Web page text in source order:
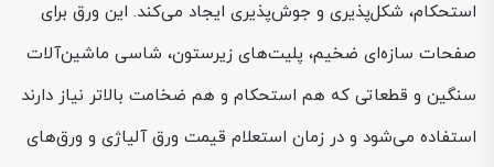
استحکام، شکل‌پذیری و جوش‌پذیری ایجاد می‌کند. این ورق برای
صفحات سازه‌ای ضخیم، پلیت‌های زیرستون، شاسی ماشین‌آلات
سنگین و قطعاتی که هم استحکام و هم ضخامت بالاتر نیاز دارند
استفاده می‌شود و در زمان استعلام قیمت ورق آلیاژی و ورق‌های